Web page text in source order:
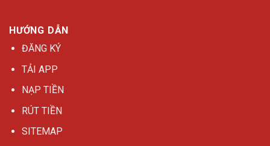
HƯỚNG DẪN
ĐĂNG KÝ
TẢI APP
NẠP TIỀN
RÚT TIỀN
SITEMAP